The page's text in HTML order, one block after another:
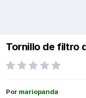
Tornillo de filtro
Por mariopanda